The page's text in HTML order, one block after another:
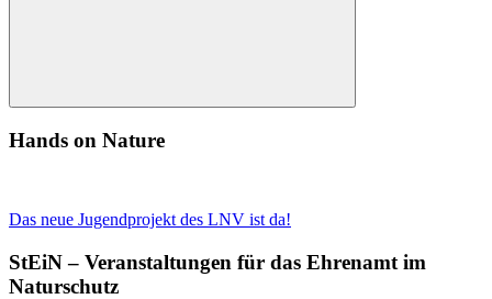
Suchen
Hands on Nature
Das neue Jugendprojekt des LNV ist da!
StEiN – Veranstaltungen für das Ehrenamt im
Naturschutz